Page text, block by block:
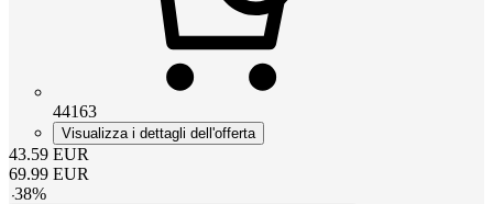
44163
Visualizza i dettagli dell'offerta
43.59 EUR
69.99 EUR
-38%